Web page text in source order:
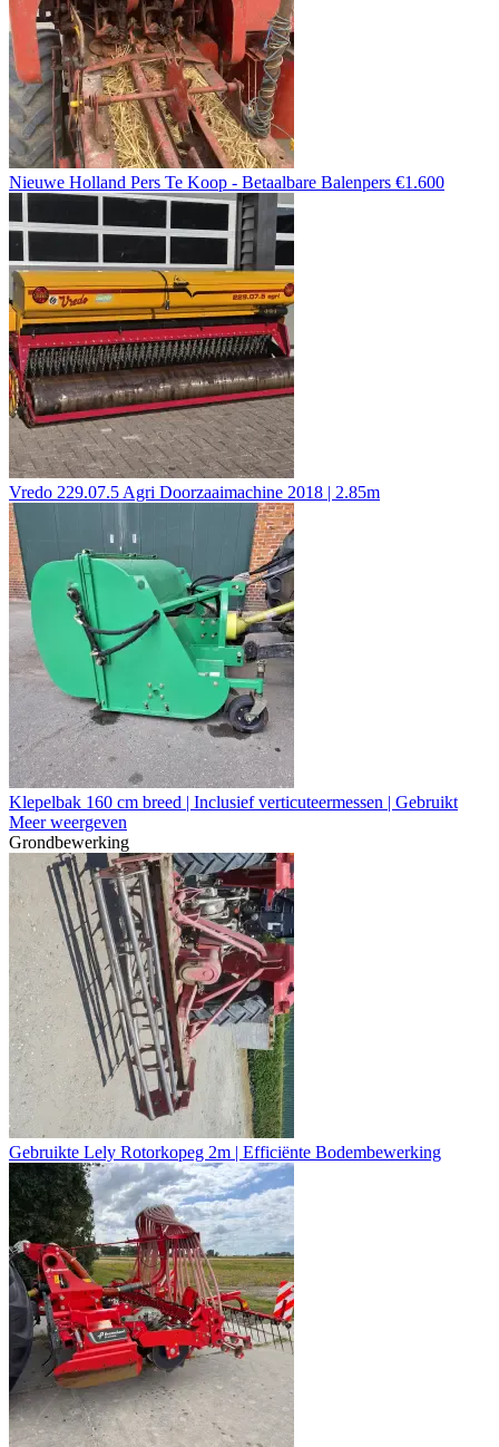
Nieuwe Holland Pers Te Koop - Betaalbare Balenpers €1.600
Vredo 229.07.5 Agri Doorzaaimachine 2018 | 2.85m
Klepelbak 160 cm breed | Inclusief verticuteermessen | Gebruikt
Meer weergeven
Grondbewerking
Gebruikte Lely Rotorkopeg 2m | Efficiënte Bodembewerking